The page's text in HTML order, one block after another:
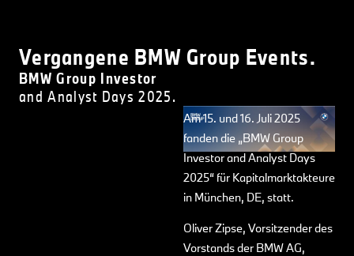
Vergangene BMW Group Events.
BMW Group Investor
and Analyst Days 2025.
Am 15. und 16. Juli 2025
fanden die „BMW Group
Investor and Analyst Days
2025“ für Kapitalmarktakteure
in München, DE, statt.
Oliver Zipse, Vorsitzender des
Vorstands der BMW AG,